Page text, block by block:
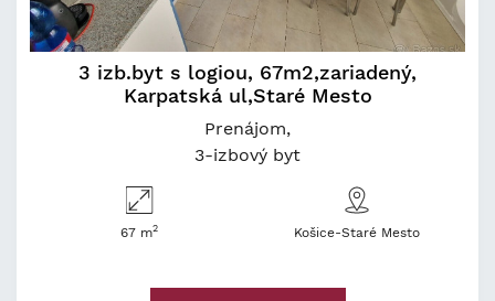
3 izb.byt s logiou, 67m2,zariadený,
Karpatská ul,Staré Mesto
Prenájom
3-izbový byt
67 m2 Košice-Staré Mesto